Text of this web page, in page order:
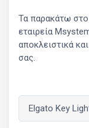
Τα παρακάτω
εταιρεία
αποκλειστικά
σας.